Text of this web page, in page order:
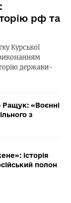
рф та
Курської
держави-
«Воєнні
з
історія
полон